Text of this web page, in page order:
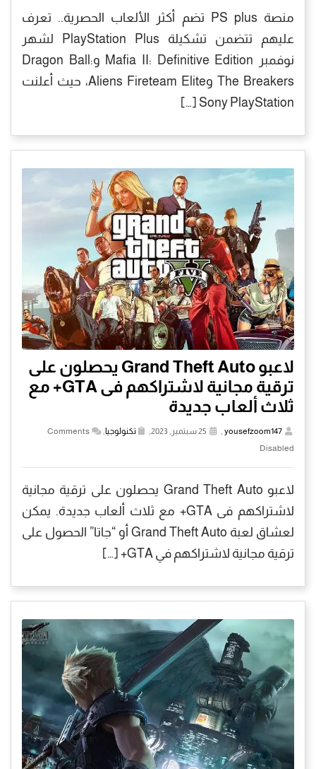
منصة PS plus تضم أكثر الألعاب الحصرية.. تعرف
عليهم تتضمن تشكيلة PlayStation Plus لشهر
نوفمبر Mafia II: Definitive Edition وDragon Ball:
The Breakers وAliens Fireteam Elite، حيث أعلنت
Sony PlayStation […]
لاعبو Grand Theft Auto يحصلون على
ترقية مجانية لاشتراكهم فى GTA+ مع
ثلاث ألعاب جديدة
yousefzoom147
, تكنولوجيا,
Comments
Disabled
لاعبو Grand Theft Auto يحصلون على ترقية مجانية
لاشتراكهم فى GTA+ مع ثلاث ألعاب جديدة. يمكن
لعشاق لعبة Grand Theft Auto أو “جاتا” الحصول على
ترقية مجانية لاشتراكهم في GTA+ […]